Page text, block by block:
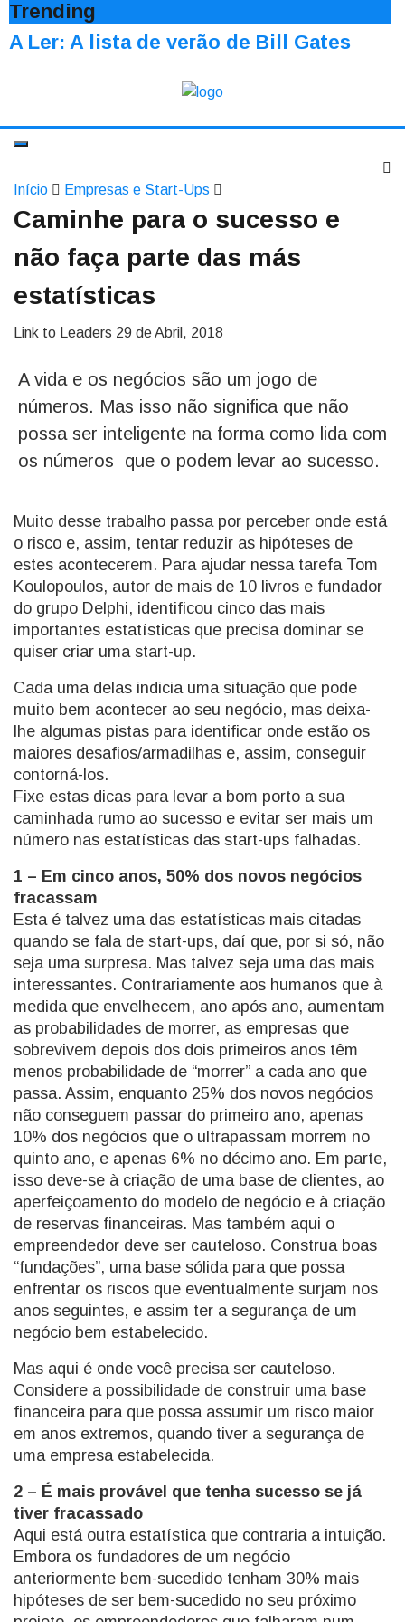
Trending
A Ler: A lista de verão de Bill Gates
Início Empresas e Start-Ups
Caminhe para o sucesso e
não faça parte das más
estatísticas
Link to Leaders 29 de Abril, 2018
A vida e os negócios são um jogo de
números. Mas isso não significa que não
possa ser inteligente na forma como lida com
os números que o podem levar ao sucesso.
Muito desse trabalho passa por perceber onde está
o risco e, assim, tentar reduzir as hipóteses de
estes acontecerem. Para ajudar nessa tarefa Tom
Koulopoulos, autor de mais de 10 livros e fundador
do grupo Delphi, identificou cinco das mais
importantes estatísticas que precisa dominar se
quiser criar uma start-up.
Cada uma delas indicia uma situação que pode
muito bem acontecer ao seu negócio, mas deixa-
lhe algumas pistas para identificar onde estão os
maiores desafios/armadilhas e, assim, conseguir
contorná-los.
Fixe estas dicas para levar a bom porto a sua
caminhada rumo ao sucesso e evitar ser mais um
número nas estatísticas das start-ups falhadas.
1 – Em cinco anos, 50% dos novos negócios
fracassam
Esta é talvez uma das estatísticas mais citadas
quando se fala de start-ups, daí que, por si só, não
seja uma surpresa. Mas talvez seja uma das mais
interessantes. Contrariamente aos humanos que à
medida que envelhecem, ano após ano, aumentam
as probabilidades de morrer, as empresas que
sobrevivem depois dos dois primeiros anos têm
menos probabilidade de “morrer” a cada ano que
passa. Assim, enquanto 25% dos novos negócios
não conseguem passar do primeiro ano, apenas
10% dos negócios que o ultrapassam morrem no
quinto ano, e apenas 6% no décimo ano. Em parte,
isso deve-se à criação de uma base de clientes, ao
aperfeiçoamento do modelo de negócio e à criação
de reservas financeiras. Mas também aqui o
empreendedor deve ser cauteloso. Construa boas
“fundações”, uma base sólida para que possa
enfrentar os riscos que eventualmente surjam nos
anos seguintes, e assim ter a segurança de um
negócio bem estabelecido.
Mas aqui é onde você precisa ser cauteloso.
Considere a possibilidade de construir uma base
financeira para que possa assumir um risco maior
em anos extremos, quando tiver a segurança de
uma empresa estabelecida.
2 – É mais provável que tenha sucesso se já
tiver fracassado
Aqui está outra estatística que contraria a intuição.
Embora os fundadores de um negócio
anteriormente bem-sucedido tenham 30% mais
hipóteses de ser bem-sucedido no seu próximo